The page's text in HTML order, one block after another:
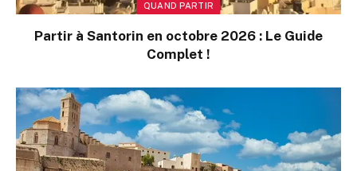
QUAND PARTIR
Partir à Santorin en octobre 2026 : Le Guide
Complet !